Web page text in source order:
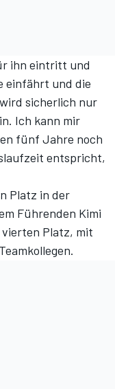
ihn eintritt und
einfährt und die
sicherlich nur
Ich kann mir
fünf Jahre noch
entspricht,
Platz in der
Führenden Kimi
Platz, mit